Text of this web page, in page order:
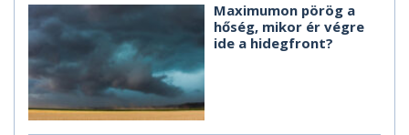
Maximumon pörög a
hőség, mikor ér végre
ide a hidegfront?